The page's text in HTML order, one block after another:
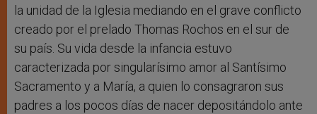
la unidad de la Iglesia mediando en el grave conflicto
creado por el prelado Thomas Rochos en el sur de
su país. Su vida desde la infancia estuvo
caracterizada por singularísimo amor al Santísimo
Sacramento y a María, a quien lo consagraron sus
padres a los pocos días de nacer depositándolo ante